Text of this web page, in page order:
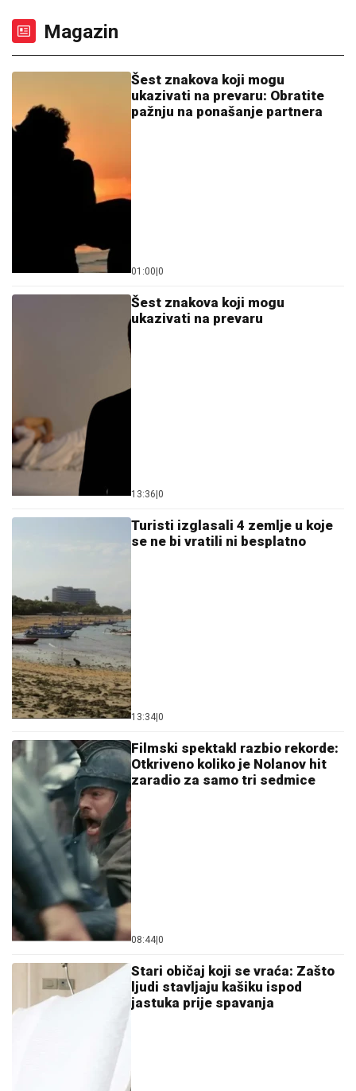
Magazin
Šest znakova koji mogu
ukazivati na prevaru: Obratite
pažnju na ponašanje partnera
01:00|0
Šest znakova koji mogu
ukazivati na prevaru
13:36|0
Turisti izglasali 4 zemlje u koje
se ne bi vratili ni besplatno
13:34|0
Filmski spektakl razbio rekorde:
Otkriveno koliko je Nolanov hit
zaradio za samo tri sedmice
08:44|0
Stari običaj koji se vraća: Zašto
ljudi stavljaju kašiku ispod
jastuka prije spavanja